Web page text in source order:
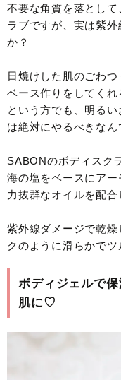
不要な角質を落とし
ラブですが、実は紫
か？
日焼けした肌のごわ
ベース作りをしてくれ
という方でも、明る
は絶対にやるべきなん
SABONのボディスク
海の塩をベースにア
力抜群なオイルを配合
紫外線ダメージで乾
クのように滑らかで
ボディジェルで
肌に♡